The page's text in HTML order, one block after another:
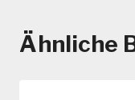
Ähnliche